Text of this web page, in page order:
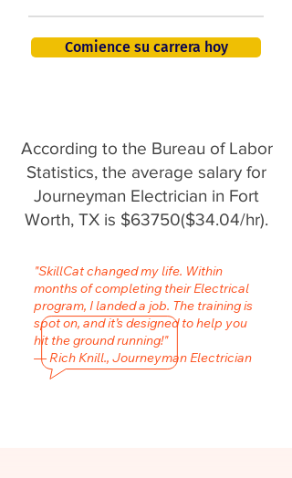
Comience su carrera hoy
According to the Bureau of Labor
Statistics, the average salary for
Journeyman Electrician in Fort
Worth, TX is $63750($34.04/hr).
"SkillCat changed my life. Within
months of completing their Electrical
program, I landed a job. The training is
spot on, and it’s designed to help you
hit the ground running!"
— Rich Knill., Journeyman Electrician